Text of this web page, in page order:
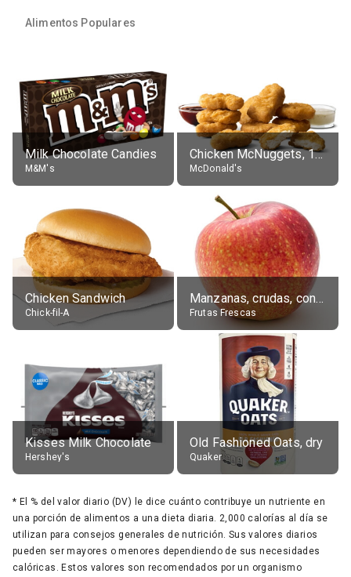
Alimentos Populares
Milk Chocolate Candies
M&M's
Chicken McNuggets, 10 pieces, without sauce
McDonald's
Chicken Sandwich
Chick-fil-A
Manzanas, crudas, con piel
Frutas Frescas
Kisses Milk Chocolate
Hershey's
Old Fashioned Oats, dry
Quaker
* El % del valor diario (DV) le dice cuánto contribuye un nutriente en
una porción de alimentos a una dieta diaria. 2,000 calorías al día se
utilizan para consejos generales de nutrición. Sus valores diarios
pueden ser mayores o menores dependiendo de sus necesidades
calóricas. Estos valores son recomendados por un organismo